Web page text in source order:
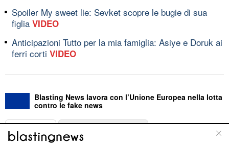
Spoiler My sweet lie: Sevket scopre le bugie di sua
figlia VIDEO
Anticipazioni Tutto per la mia famiglia: Asiye e Doruk ai
ferri corti VIDEO
Blasting News lavora con l’Unione Europea nella lotta
contro le fake news
ABOUT